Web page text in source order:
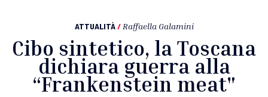
ATTUALITÀ / Raffaella Galamini
Cibo sintetico, la Toscana
dichiara guerra alla
“Frankenstein meat"